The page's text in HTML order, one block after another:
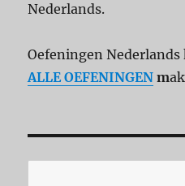
Nederlands.
Oefeningen Nederlands
ALLE OEFENINGEN m